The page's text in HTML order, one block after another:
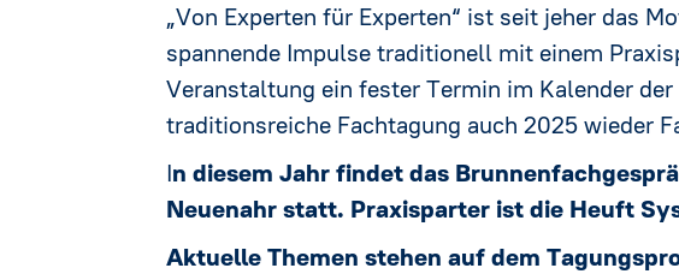
„Von Experten für Experten“ ist seit jeher das
spannende Impulse traditionell mit einem
Veranstaltung ein fester Termin im Kalender
traditionsreiche Fachtagung auch 2025 wieder
In diesem Jahr findet das
Neuenahr statt. Praxisparter ist die Heuft
Aktuelle Themen stehen auf dem